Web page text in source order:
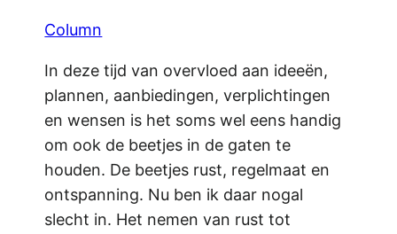
Column
In deze tijd van overvloed aan ideeën,
plannen, aanbiedingen, verplichtingen
en wensen is het soms wel eens handig
om ook de beetjes in de gaten te
houden. De beetjes rust, regelmaat en
ontspanning. Nu ben ik daar nogal
slecht in. Het nemen van rust tot